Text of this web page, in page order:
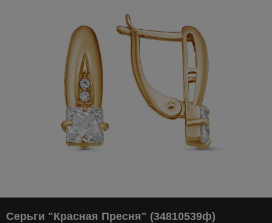
Серьги "Красная Пресня" (34810539ф)